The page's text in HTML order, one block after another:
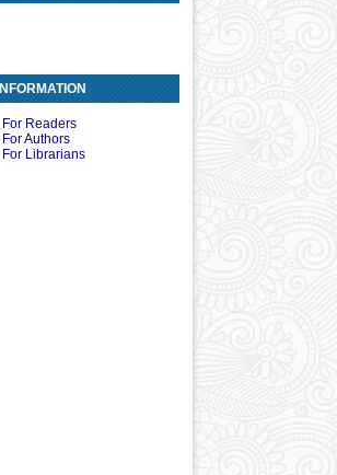
INFORMATION
For Readers
For Authors
For Librarians